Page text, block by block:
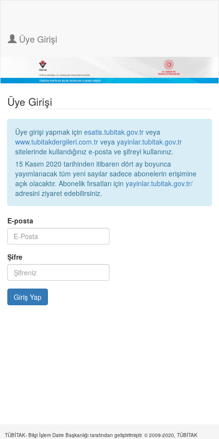
Üye Girişi
Üye Girişi
Üye girişi yapmak için esatis.tubitak.gov.tr veya
www.tubitakdergileri.com.tr veya yayinlar.tubitak.gov.tr
sitelerinde kullandığınız e-posta ve şifreyi kullanınız.
15 Kasım 2020 tarihinden itibaren dört ay boyunca
yayımlanacak tüm yeni sayılar sadece abonelerin erişimine
açık olacaktır. Abonelik fırsatları için yayinlar.tubitak.gov.tr/
adresini ziyaret edebilirsiniz.
E-posta
Şifre
TÜBİTAK- Bilgi İşlem Daire Başkanlığı tarafından geliştirilmiştir. © 2009-2020, TÜBİTAK